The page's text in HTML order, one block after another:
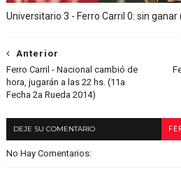
Universitario 3 - Ferro Carril 0: sin
Anterior
Ferro Carril - Nacional cambió de
hora, jugarán a las 22 hs. (11a
Fecha 2a Rueda 2014)
DEJE SU COMENTARIO
No Hay Comentarios: